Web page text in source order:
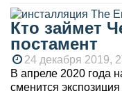
Кто займет
постамент
24 декабря 2019,
В апреле 2020 года
сменится